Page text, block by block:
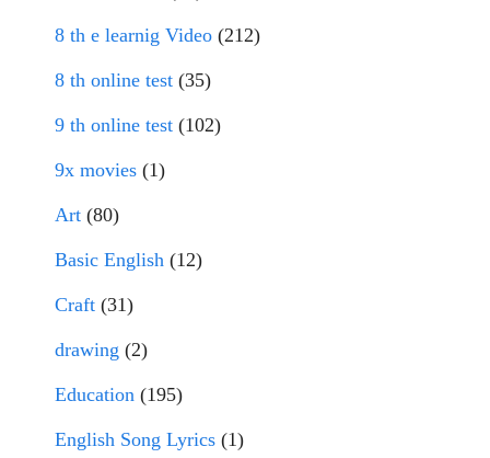
8 th e learnig Video (212)
8 th online test (35)
9 th online test (102)
9x movies (1)
Art (80)
Basic English (12)
Craft (31)
drawing (2)
Education (195)
English Song Lyrics (1)